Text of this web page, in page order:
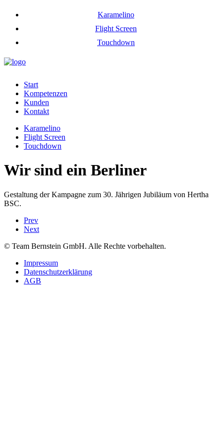
Karamelino
Flight Screen
Touchdown
Start
Kompetenzen
Kunden
Kontakt
Karamelino
Flight Screen
Touchdown
Wir sind ein Berliner
Gestaltung der Kampagne zum 30. Jährigen Jubiläum von Hertha
BSC.
Prev
Next
© Team Bernstein GmbH. Alle Rechte vorbehalten.
Impressum
Datenschutzerklärung
AGB